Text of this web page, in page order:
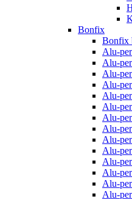
Bonfix
Bonfix
Alu-
Alu-
Alu-
Alu-
Alu-
Alu-
Alu-
Alu-
Alu-
Alu-
Alu-
Alu-
Alu-
Alu-